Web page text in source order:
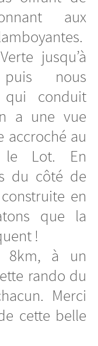
aux
jusqu’à
puis nous
conduit
a une vue
accroché au
le Lot. En
du côté de
en
que la
!
8km, à un
rando du
Merci
cette belle